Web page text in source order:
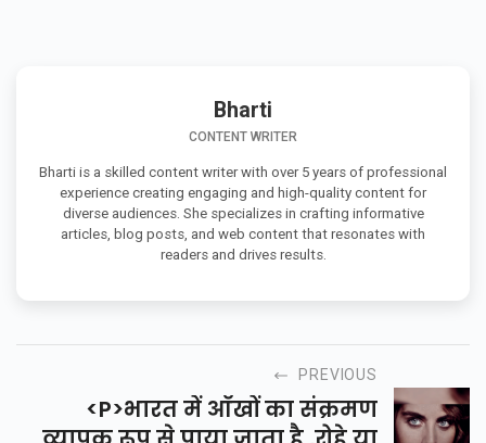
Bharti
CONTENT WRITER
Bharti is a skilled content writer with over 5 years of professional
experience creating engaging and high-quality content for
diverse audiences. She specializes in crafting informative
articles, blog posts, and web content that resonates with
readers and drives results.
PREVIOUS
<p>भारत में आँखों का संक्रमण